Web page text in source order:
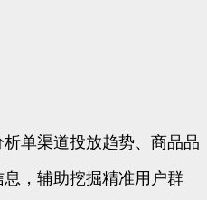
单渠道投放趋势、商品品
，辅助挖掘精准用户群